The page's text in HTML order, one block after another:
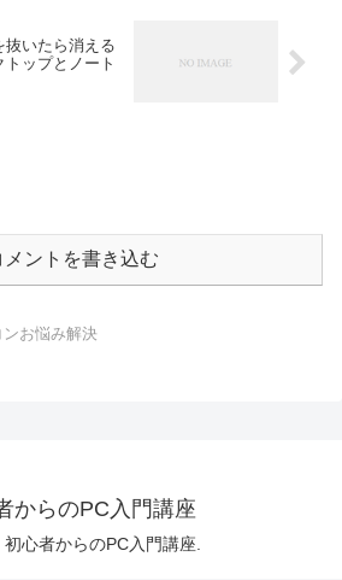
抜いたら消える
ップとノート
メントを書き込む
お悩み解決
からのPC入門講座
心者からのPC入門講座.